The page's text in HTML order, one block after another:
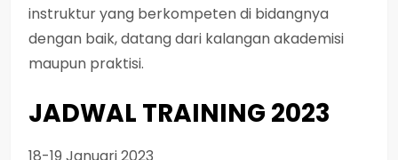
instruktur yang berkompeten di bidangnya
dengan baik, datang dari kalangan akademisi
maupun praktisi.
JADWAL TRAINING 2023
18-19 Januari 2023